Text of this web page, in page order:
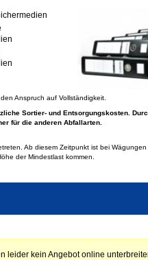
Anspruch auf Vollständigkeit.
Sortier- und Entsorgungskosten.
für die anderen Abfallarten.
Ab diesem Zeitpunkt ist bei
der Mindestlast kommen.
leider kein Angebot online